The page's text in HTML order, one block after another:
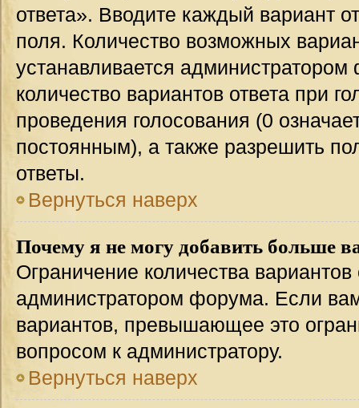
ответа». Вводите каждый вариант
поля. Количество возможных
устанавливается
количество вариантов ответа при
проведения голосования (0
постоянным), а также разрешить
ответы.
Вернуться наверх
Почему я не могу добавить больше
Ограничение количества вариантов
администратором форума. Если
вариантов, превышающее это
вопросом к администратору.
Вернуться наверх